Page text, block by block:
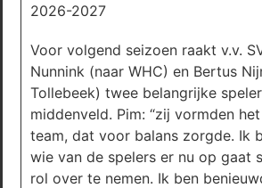
2026-2027
Voor volgend seizoen raakt v.v.
Nunnink (naar WHC) en Bertus
Tollebeek) twee belangrijke
middenveld. Pim: “zij vormden
team, dat voor balans zorgde. Ik
wie van de spelers er nu op gaat
rol over te nemen. Ik ben